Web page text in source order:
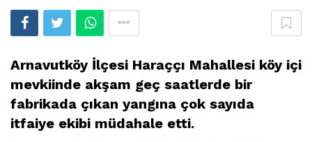
Arnavutköy İlçesi Haraççı Mahallesi köy içi
mevkiinde akşam geç saatlerde bir
fabrikada çıkan yangına çok sayıda
itfaiye ekibi müdahale etti.